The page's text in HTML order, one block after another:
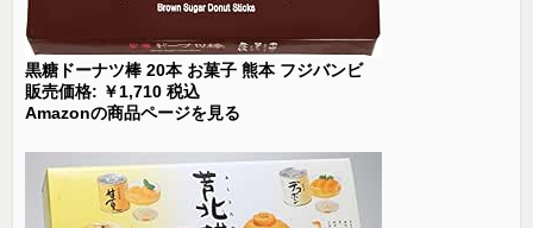
黒糖ドーナツ棒 20本 お菓子 熊本 フジバンビ
販売価格: ￥1,710 税込
Amazonの商品ページを見る